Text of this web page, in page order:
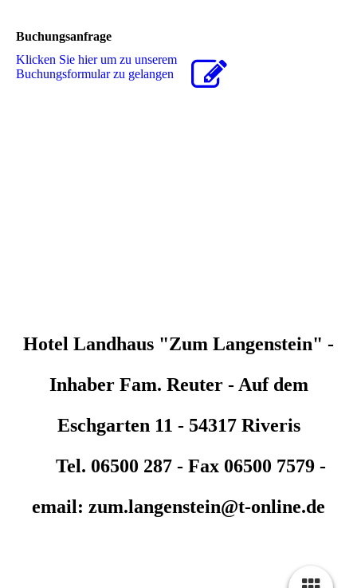
Buchungsanfrage
Klicken Sie hier um zu unserem
Buchungsformular zu gelangen
Hotel Landhaus "Zum Langenstein" -
Inhaber Fam. Reuter - Auf dem
Eschgarten 11 - 54317 Riveris
Tel. 06500 287 - Fax 06500 7579 -
email: zum.langenstein@t-online.de